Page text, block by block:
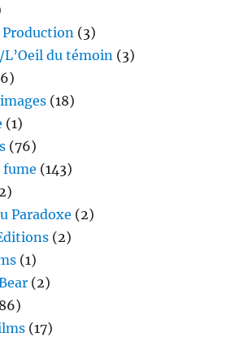
(3)
du témoin (3)
(18)
(1)
(76)
fume (143)
Paradoxe (2)
(2)
(1)
(2)
(17)